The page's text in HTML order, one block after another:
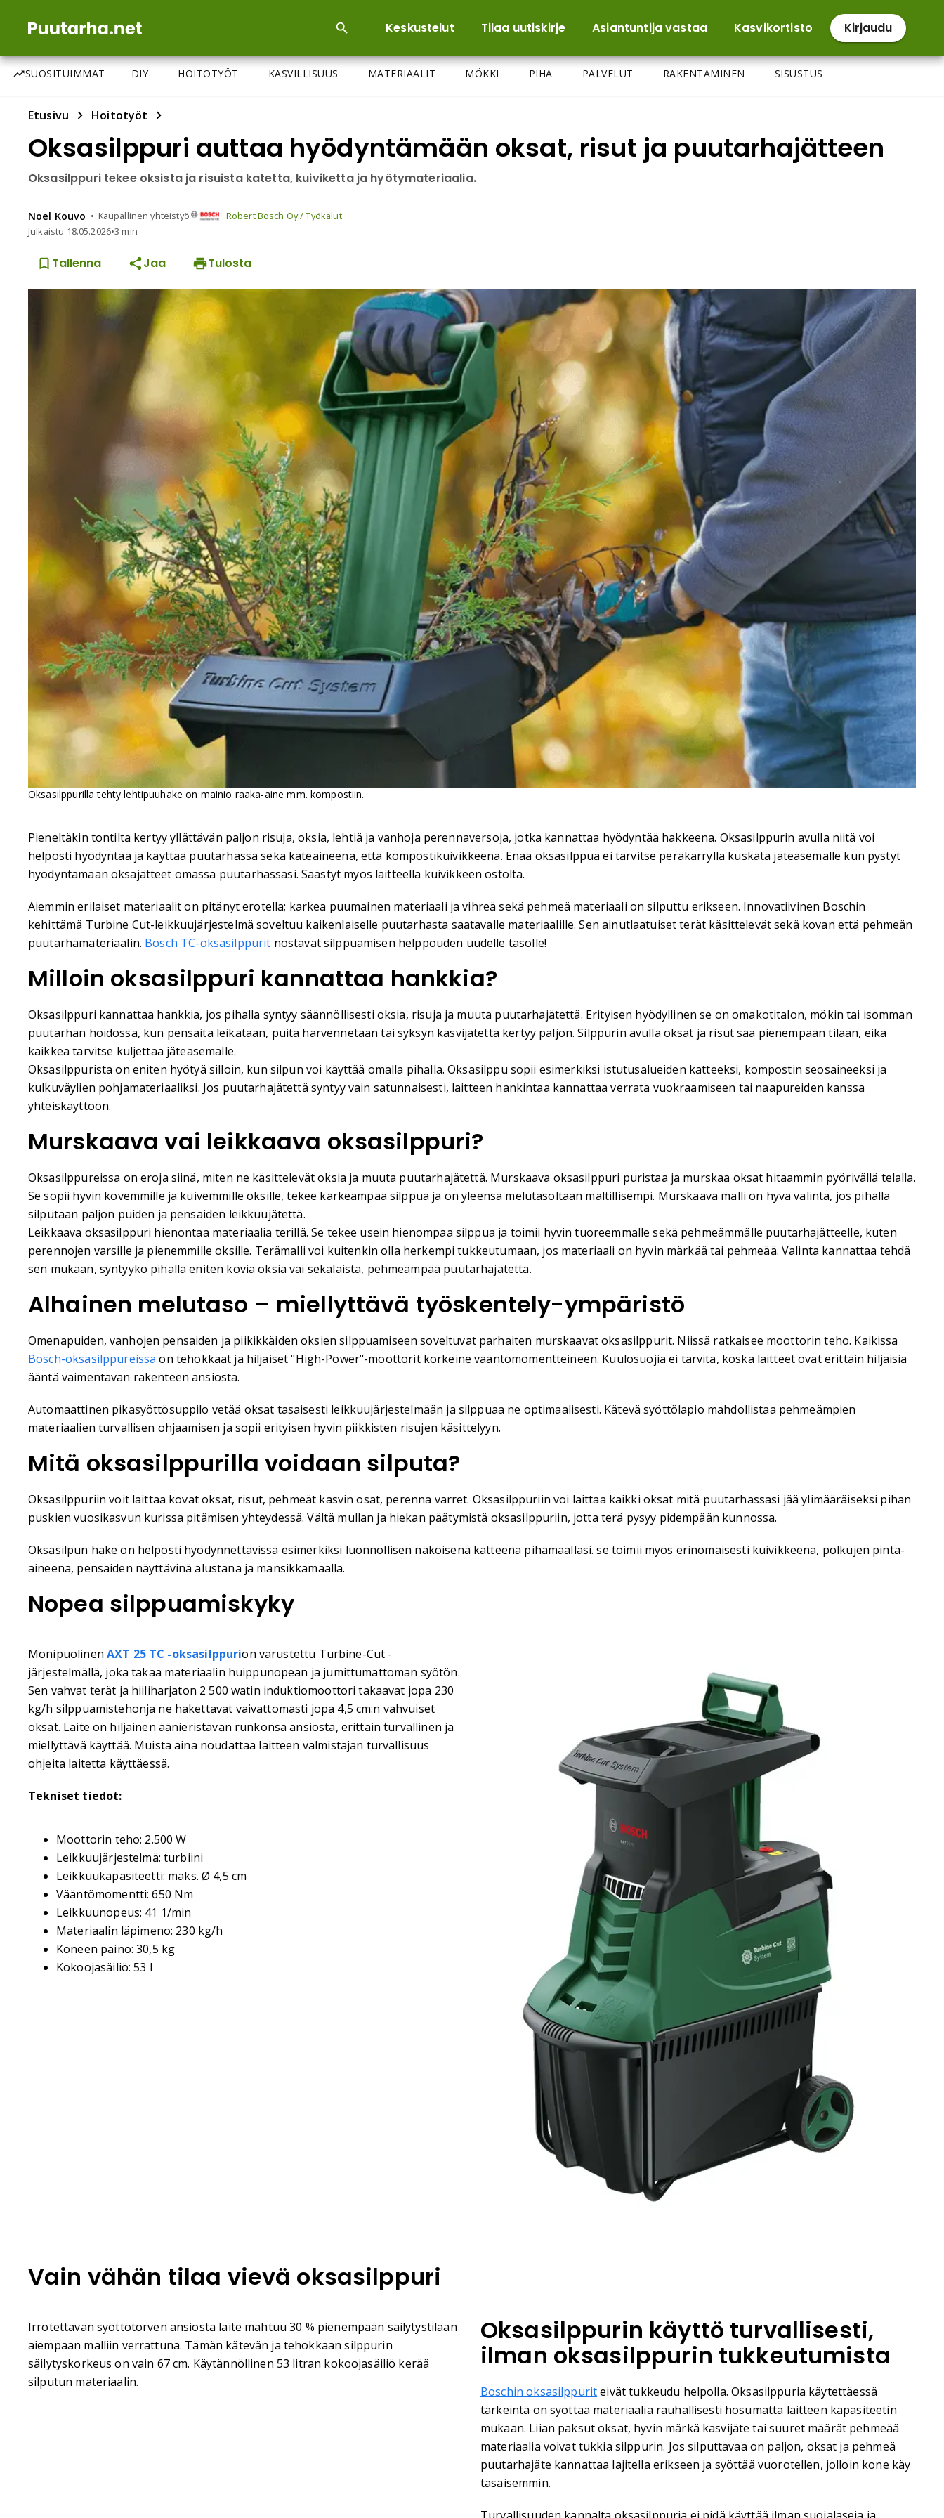
Keskustelut Tilaa uutiskirje Asiantuntija vastaa Kasvikortisto Kirjaudu
SUOSITUIMMAT DIY HOITOTYÖT KASVILLISUUS MATERIAALIT MÖKKI PIHA PALVELUT RAKENTAMINEN SISUSTUS
Etusivu Hoitotyöt
Oksasilppuri auttaa hyödyntämään oksat, risut ja puutarhajätteen
Oksasilppuri tekee oksista ja risuista katetta, kuiviketta ja hyötymateriaalia.
Noel Kouvo Kaupallinen yhteistyö
Robert Bosch Oy / Työkalut
Julkaistu 18.05.2026•3 min
Tallenna Jaa Tulosta
Oksasilppurilla tehty lehtipuuhake on mainio raaka-aine mm. kompostiin.
Pieneltäkin tontilta kertyy yllättävän paljon risuja, oksia, lehtiä ja vanhoja perennaversoja, jotka kannattaa hyödyntää hakkeena. Oksasilppurin avulla niitä voi
helposti hyödyntää ja käyttää puutarhassa sekä kateaineena, että kompostikuivikkeena. Enää oksasilppua ei tarvitse peräkärryllä kuskata jäteasemalle kun pystyt
hyödyntämään oksajätteet omassa puutarhassasi. Säästyt myös laitteella kuivikkeen ostolta.
Aiemmin erilaiset materiaalit on pitänyt erotella; karkea puumainen materiaali ja vihreä sekä pehmeä materiaali on silputtu erikseen. Innovatiivinen Boschin
kehittämä Turbine Cut-leikkuujärjestelmä soveltuu kaikenlaiselle puutarhasta saatavalle materiaalille. Sen ainutlaatuiset terät käsittelevät sekä kovan että pehmeän
puutarhamateriaalin. Bosch TC-oksasilppurit nostavat silppuamisen helppouden uudelle tasolle!
Milloin oksasilppuri kannattaa hankkia?
Oksasilppuri kannattaa hankkia, jos pihalla syntyy säännöllisesti oksia, risuja ja muuta puutarhajätettä. Erityisen hyödyllinen se on omakotitalon, mökin tai isomman
puutarhan hoidossa, kun pensaita leikataan, puita harvennetaan tai syksyn kasvijätettä kertyy paljon. Silppurin avulla oksat ja risut saa pienempään tilaan, eikä
kaikkea tarvitse kuljettaa jäteasemalle.
Oksasilppurista on eniten hyötyä silloin, kun silpun voi käyttää omalla pihalla. Oksasilppu sopii esimerkiksi istutusalueiden katteeksi, kompostin seosaineeksi ja
kulkuväylien pohjamateriaaliksi. Jos puutarhajätettä syntyy vain satunnaisesti, laitteen hankintaa kannattaa verrata vuokraamiseen tai naapureiden kanssa
yhteiskäyttöön.
Murskaava vai leikkaava oksasilppuri?
Oksasilppureissa on eroja siinä, miten ne käsittelevät oksia ja muuta puutarhajätettä. Murskaava oksasilppuri puristaa ja murskaa oksat hitaammin pyörivällä telalla.
Se sopii hyvin kovemmille ja kuivemmille oksille, tekee karkeampaa silppua ja on yleensä melutasoltaan maltillisempi. Murskaava malli on hyvä valinta, jos pihalla
silputaan paljon puiden ja pensaiden leikkuujätettä.
Leikkaava oksasilppuri hienontaa materiaalia terillä. Se tekee usein hienompaa silppua ja toimii hyvin tuoreemmalle sekä pehmeämmälle puutarhajätteelle, kuten
perennojen varsille ja pienemmille oksille. Terämalli voi kuitenkin olla herkempi tukkeutumaan, jos materiaali on hyvin märkää tai pehmeää. Valinta kannattaa tehdä
sen mukaan, syntyykö pihalla eniten kovia oksia vai sekalaista, pehmeämpää puutarhajätettä.
Alhainen melutaso – miellyttävä työskentely-ympäristö
Omenapuiden, vanhojen pensaiden ja piikikkäiden oksien silppuamiseen soveltuvat parhaiten murskaavat oksasilppurit. Niissä ratkaisee moottorin teho. Kaikissa
Bosch-oksasilppureissa on tehokkaat ja hiljaiset "High-Power"-moottorit korkeine vääntömomentteineen. Kuulosuojia ei tarvita, koska laitteet ovat erittäin hiljaisia
ääntä vaimentavan rakenteen ansiosta.
Automaattinen pikasyöttösuppilo vetää oksat tasaisesti leikkuujärjestelmään ja silppuaa ne optimaalisesti. Kätevä syöttölapio mahdollistaa pehmeämpien
materiaalien turvallisen ohjaamisen ja sopii erityisen hyvin piikkisten risujen käsittelyyn.
Mitä oksasilppurilla voidaan silputa?
Oksasilppuriin voit laittaa kovat oksat, risut, pehmeät kasvin osat, perenna varret. Oksasilppuriin voi laittaa kaikki oksat mitä puutarhassasi jää ylimääräiseksi pihan
puskien vuosikasvun kurissa pitämisen yhteydessä. Vältä mullan ja hiekan päätymistä oksasilppuriin, jotta terä pysyy pidempään kunnossa.
Oksasilpun hake on helposti hyödynnettävissä esimerkiksi luonnollisen näköisenä katteena pihamaallasi. se toimii myös erinomaisesti kuivikkeena, polkujen pinta-
aineena, pensaiden näyttävinä alustana ja mansikkamaalla.
Nopea silppuamiskyky
Monipuolinen AXT 25 TC -oksasilppurion varustettu Turbine-Cut -
järjestelmällä, joka takaa materiaalin huippunopean ja jumittumattoman syötön.
Sen vahvat terät ja hiiliharjaton 2 500 watin induktiomoottori takaavat jopa 230
kg/h silppuamistehonja ne hakettavat vaivattomasti jopa 4,5 cm:n vahvuiset
oksat. Laite on hiljainen äänieristävän runkonsa ansiosta, erittäin turvallinen ja
miellyttävä käyttää. Muista aina noudattaa laitteen valmistajan turvallisuus
ohjeita laitetta käyttäessä.
Tekniset tiedot:
Moottorin teho: 2.500 W
Leikkuujärjestelmä: turbiini
Leikkuukapasiteetti: maks. Ø 4,5 cm
Vääntömomentti: 650 Nm
Leikkuunopeus: 41 1/min
Materiaalin läpimeno: 230 kg/h
Koneen paino: 30,5 kg
Kokoojasäiliö: 53 l
Vain vähän tilaa vievä oksasilppuri
Irrotettavan syöttötorven ansiosta laite mahtuu 30 % pienempään säilytystilaan
aiempaan malliin verrattuna. Tämän kätevän ja tehokkaan silppurin
säilytyskorkeus on vain 67 cm. Käytännöllinen 53 litran kokoojasäiliö kerää
silputun materiaalin.
Oksasilppurin käyttö turvallisesti,
ilman oksasilppurin tukkeutumista
Boschin oksasilppuriteivät tukkeudu helpolla. Oksasilppuria käytettäessä
tärkeintä on syöttää materiaalia rauhallisesti hosumatta laitteen kapasiteetin
mukaan. Liian paksut oksat, hyvin märkä kasvijäte tai suuret määrät pehmeää
materiaalia voivat tukkia silppurin. Jos silputtavaa on paljon, oksat ja pehmeä
puutarhajäte kannattaa lajitella erikseen ja syöttää vuorotellen, jolloin kone käy
tasaisemmin.